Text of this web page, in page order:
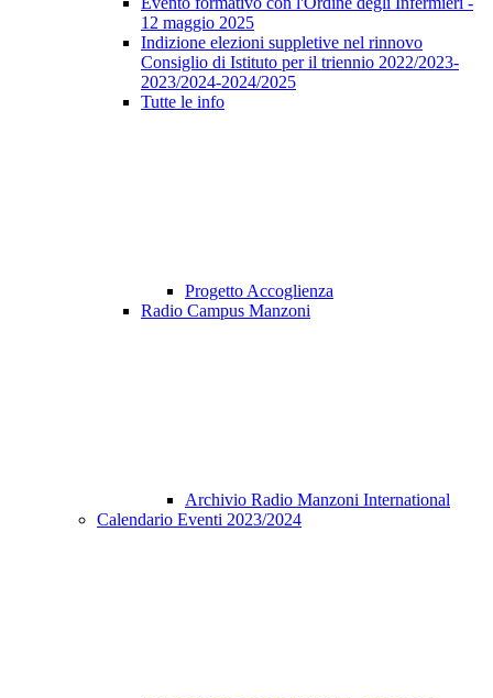
12 maggio 2025
Indizione elezioni suppletive nel rinnovo
Consiglio di Istituto per il triennio 2022/2023-
2023/2024-2024/2025
Tutte le info
Progetto Accoglienza
Radio Campus Manzoni
Archivio Radio Manzoni International
Calendario Eventi 2023/2024